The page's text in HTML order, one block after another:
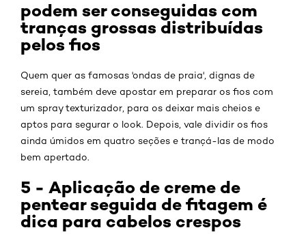
podem ser conseguidas com
tranças grossas distribuídas
pelos fios
Quem quer as famosas 'ondas de praia', dignas de
sereia, também deve apostar em preparar os fios com
um spray texturizador, para os deixar mais cheios e
aptos para segurar o look. Depois, vale dividir os fios
ainda úmidos em quatro seções e trançá-las de modo
bem apertado.
5 - Aplicação de creme de
pentear seguida de fitagem é
dica para cabelos crespos